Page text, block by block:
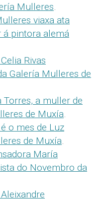
Mulleres.
viaxa ata
á pintora alemá
Rivas
Galería Mulleres de
Torres, a muller de
de Muxía.
o mes de Luz
de Muxía.
María
do Novembro da